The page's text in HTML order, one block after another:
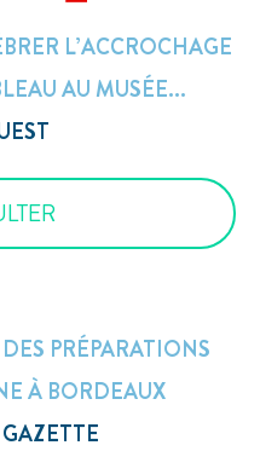
L’ACCROCHAGE
AU MUSÉE...
PRÉPARATIONS
À BORDEAUX